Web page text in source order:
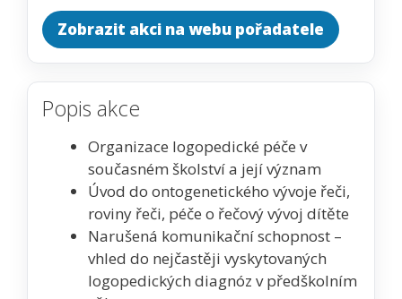
Zobrazit akci na webu pořadatele
Popis akce
Organizace logopedické péče v
současném školství a její význam
Úvod do ontogenetického vývoje řeči,
roviny řeči, péče o řečový vývoj dítěte
Narušená komunikační schopnost –
vhled do nejčastěji vyskytovaných
logopedických diagnóz v předškolním